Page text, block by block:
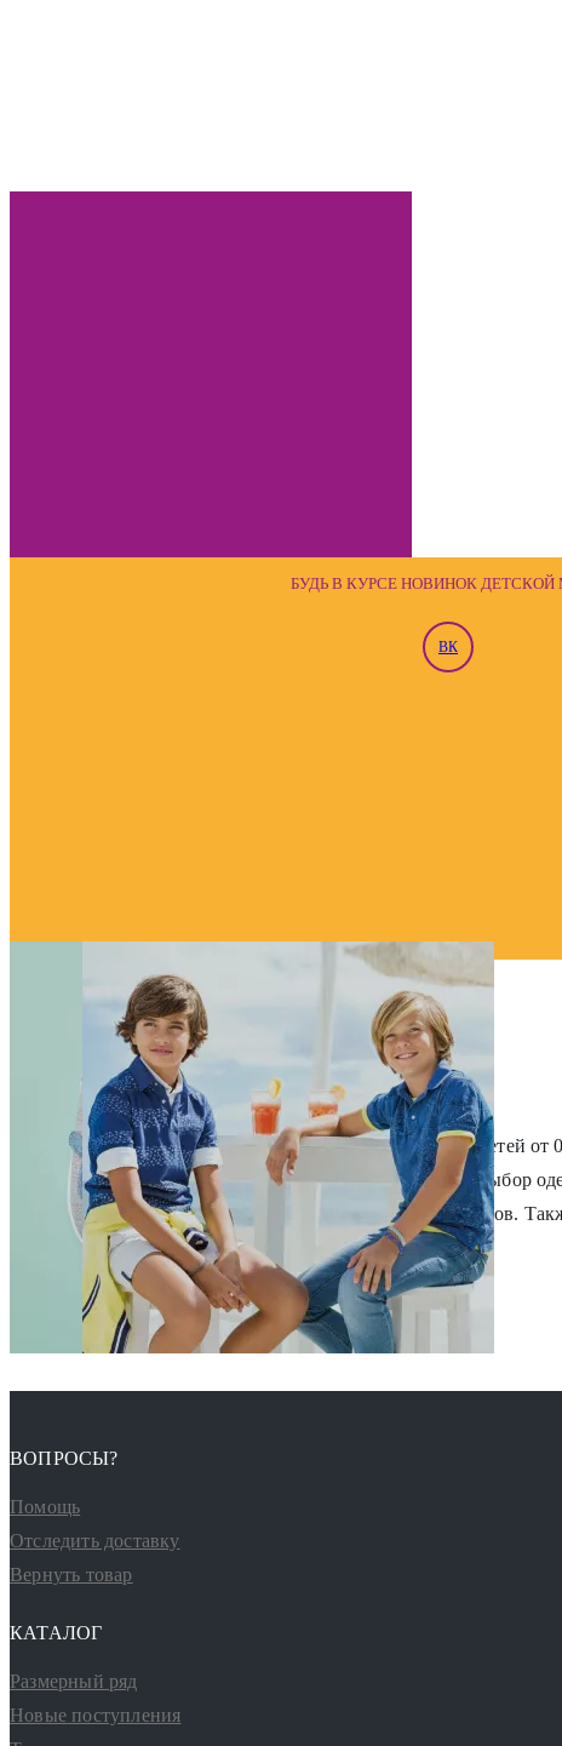
БУДЬ В КУРСЕ НОВИНОК
ВК
КТО МЫ ТАКИЕ, FASHION KIDS?
Магазин Fashion Kids-это бутик брендовой одежды для детей
многие другие. Кроме того, у нас Вы найдете большой выбор
изготовлена из органических гипоаллергенных материалов.
качественно, безопасно!"
ПОДРОБНЕЕ
ВОПРОСЫ?
Помощь
Отследить доставку
Вернуть товар
КАТАЛОГ
Размерный ряд
Новые поступления